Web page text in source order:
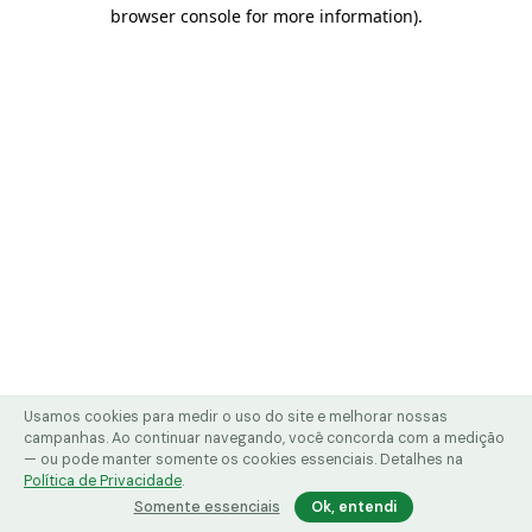
browser console for more information).
Usamos cookies para medir o uso do site e melhorar nossas
campanhas. Ao continuar navegando, você concorda com a medição
— ou pode manter somente os cookies essenciais. Detalhes na
Política de Privacidade.
Somente essenciais
Ok, entendi